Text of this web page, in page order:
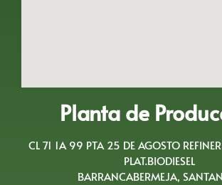
Planta de
CL 71 1A 99 PTA 25 DE AGOSTO
PLAT.BIODIESEL
BARRANCABERMEJA,